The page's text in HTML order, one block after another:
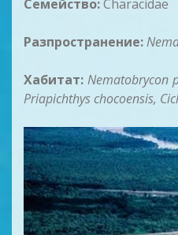
Семейство:Characidae
Разпространение:
Хабитат: Nematobrycon
Priapichthys chocoensis,